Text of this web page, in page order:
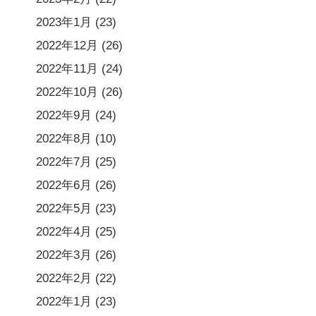
2023年1月 (23)
2022年12月 (26)
2022年11月 (24)
2022年10月 (26)
2022年9月 (24)
2022年8月 (10)
2022年7月 (25)
2022年6月 (26)
2022年5月 (23)
2022年4月 (25)
2022年3月 (26)
2022年2月 (22)
2022年1月 (23)